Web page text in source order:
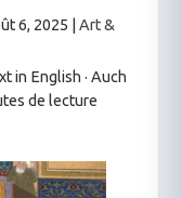
6, 2025
Art &
in English · Auch
de lecture